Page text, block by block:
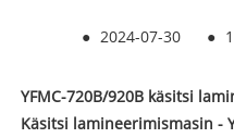
● 2024-07-30 ● 1
YFMC-720B/920B käsitsi
Käsitsi lamineerimismasin -